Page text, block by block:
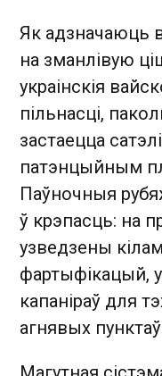
Як адзначаюць
на зманлівую
украінскія
пільнасці,
застаецца
патэнцыйным
Паўночныя
ў крэпасць: на
узведзены
фартыфікацый,
капаніраў для
агнявых